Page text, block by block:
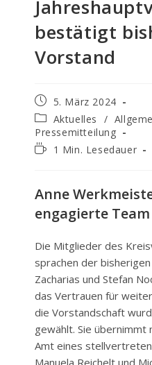
bestätigt
Vorstand
Beitrag
veröffentlicht:
5. März 2024
Beitrags-
Kategorie:
Aktuelles /
Pressemitteilung
Lesedauer:
1 Min. Lesedauer
Anne
engagierte Team
Die Mitglieder des
sprachen der
Zacharias und Stefan
das Vertrauen für
die Vorstandschaft
gewählt. Sie übernimmt
Amt eines
Manuela Reichelt und